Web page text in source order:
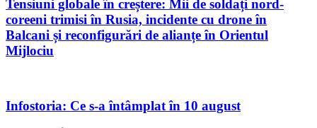
Tensiuni globale în creștere: Mii de soldați nord-
coreeni trimisi în Rusia, incidente cu drone în
Balcani și reconfigurări de alianțe în Orientul
Mijlociu
Infostoria: Ce s-a întâmplat în 10 august